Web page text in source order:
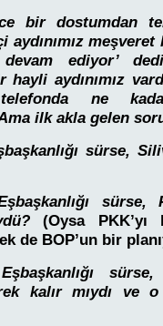
bir dostumdan
aydınımız
devam ediyor’
hayli aydınımız
ne
ilk akla gelen
sürse,
sürse,
(Oysa
de BOP’un bir
sürse,
kalır mıydı ve o